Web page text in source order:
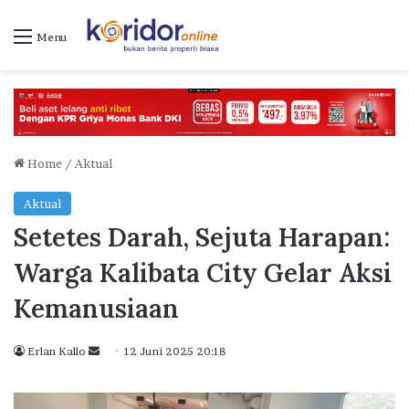
Menu
Home / Aktual
Aktual
Setetes Darah, Sejuta Harapan:
Warga Kalibata City Gelar Aksi
Kemanusiaan
Erlan Kallo
n
12 Juni 2025 20:18